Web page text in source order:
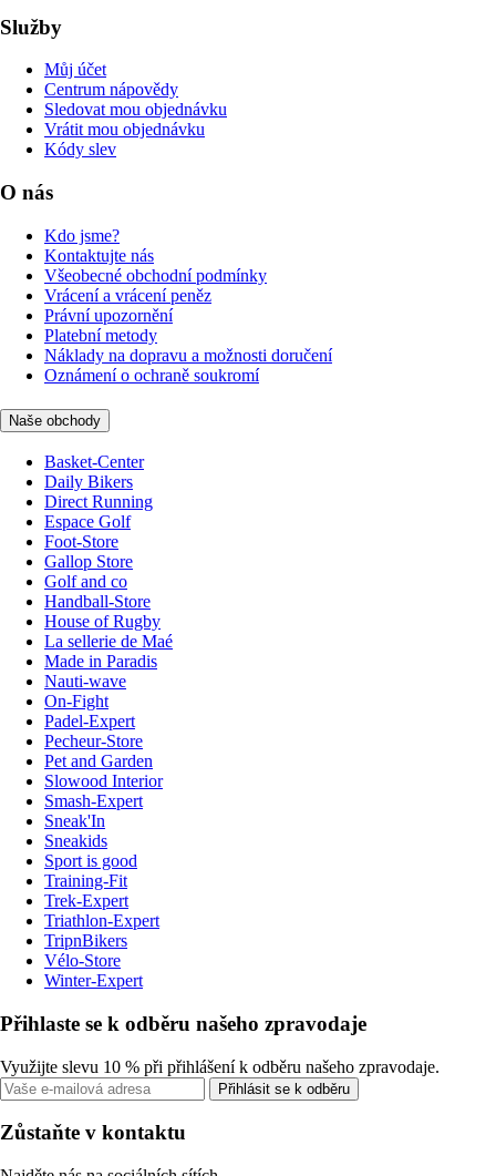
Služby
Můj účet
Centrum nápovědy
Sledovat mou objednávku
Vrátit mou objednávku
Kódy slev
O nás
Kdo jsme?
Kontaktujte nás
Všeobecné obchodní podmínky
Vrácení a vrácení peněz
Právní upozornění
Platební metody
Náklady na dopravu a možnosti doručení
Oznámení o ochraně soukromí
Naše obchody
Basket-Center
Daily Bikers
Direct Running
Espace Golf
Foot-Store
Gallop Store
Golf and co
Handball-Store
House of Rugby
La sellerie de Maé
Made in Paradis
Nauti-wave
On-Fight
Padel-Expert
Pecheur-Store
Pet and Garden
Slowood Interior
Smash-Expert
Sneak'In
Sneakids
Sport is good
Training-Fit
Trek-Expert
Triathlon-Expert
TripnBikers
Vélo-Store
Winter-Expert
Přihlaste se k odběru našeho zpravodaje
Využijte slevu 10 % při přihlášení k odběru našeho zpravodaje.
Přihlásit se k odběru
Zůstaňte v kontaktu